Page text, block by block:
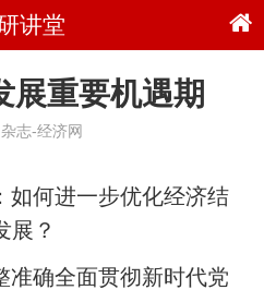
讲堂
展重要机遇期
志-经济网
如何进一步优化经济结
展？
准确全面贯彻新时代党